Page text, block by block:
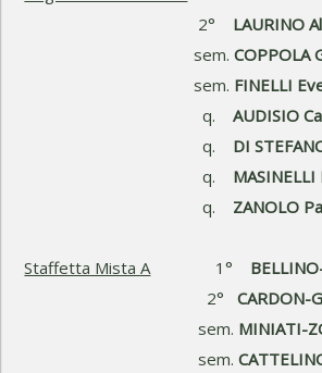
2° LAURINO
sem.COPPOLA
sem. FINELLI
q.AUDISIO
q. DI
q. MASINELLI
q. ZANOLO
Staffetta Mista A1°
2°CARDON-
sem. MINIATI-
sem.